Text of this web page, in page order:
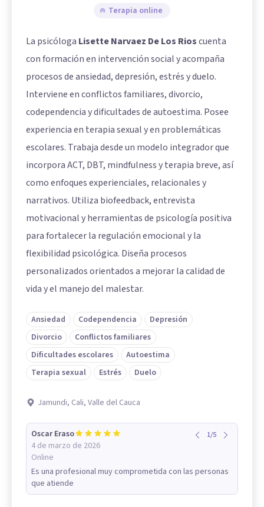
Terapia online
La psicóloga Lisette Narvaez De Los Rioscuenta
con formación en intervención social y acompaña
procesos de ansiedad, depresión, estrés y duelo.
Interviene en conflictos familiares, divorcio,
codependencia y dificultades de autoestima. Posee
experiencia en terapia sexual y en problemáticas
escolares. Trabaja desde un modelo integrador que
incorpora ACT, DBT, mindfulness y terapia breve, así
como enfoques experienciales, relacionales y
narrativos. Utiliza biofeedback, entrevista
motivacional y herramientas de psicología positiva
para fortalecer la regulación emocional y la
flexibilidad psicológica. Diseña procesos
personalizados orientados a mejorar la calidad de
vida y el manejo del malestar.
Ansiedad Codependencia
Depresión
Divorcio
Conflictos familiares
Dificultades escolares
Autoestima
Terapia sexual
Estrés Duelo
Jamundi, Cali, Valle del Cauca
Oscar Eraso
4 de marzo de 2026
Online
1/5
Es una profesional muy comprometida con las personas
que atiende